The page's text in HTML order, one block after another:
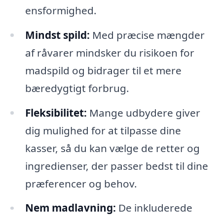
ensformighed.
Mindst spild: Med præcise mængder
af råvarer mindsker du risikoen for
madspild og bidrager til et mere
bæredygtigt forbrug.
Fleksibilitet: Mange udbydere giver
dig mulighed for at tilpasse dine
kasser, så du kan vælge de retter og
ingredienser, der passer bedst til dine
præferencer og behov.
Nem madlavning: De inkluderede